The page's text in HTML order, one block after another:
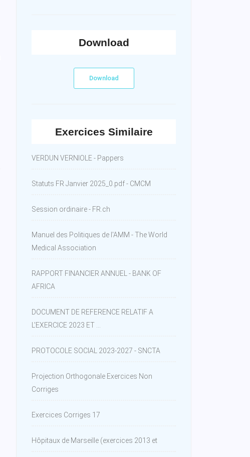
Download
Download
Exercices Similaire
VERDUN VERNIOLE - Pappers
Statuts FR Janvier 2025_0.pdf - CMCM
Session ordinaire - FR.ch
Manuel des Politiques de l'AMM - The World
Medical Association
RAPPORT FINANCIER ANNUEL - BANK OF
AFRICA
DOCUMENT DE REFERENCE RELATIF A
L'EXERCICE 2023 ET ...
PROTOCOLE SOCIAL 2023-2027 - SNCTA
Projection Orthogonale Exercices Non
Corriges
Exercices Corriges 17
Hôpitaux de Marseille (exercices 2013 et